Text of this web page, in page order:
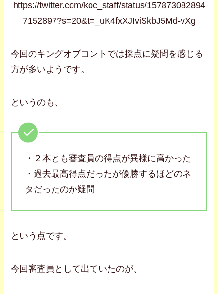
https://twitter.com/koc_staff/status/157873082894
7152897?s=20&t=_uK4fxXJIviSkbJ5Md-vXg
今回のキングオブコントでは採点に疑問を感じる
方が多いようです。
というのも、
・２本とも審査員の得点が異様に高かった
・過去最高得点だったが優勝するほどのネ
タだったのか疑問
という点です。
今回審査員として出ていたのが、